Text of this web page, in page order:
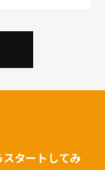
タートしてみ